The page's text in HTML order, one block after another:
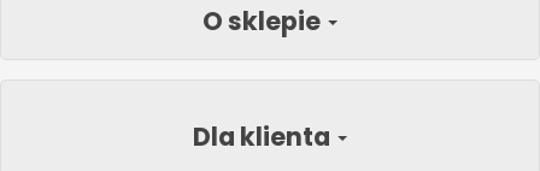
O sklepie
Dla klienta